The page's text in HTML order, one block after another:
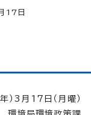
17 日
3月17日（月曜）